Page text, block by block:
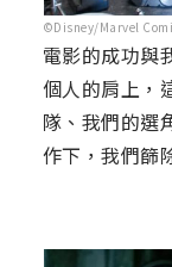
©Disney/Marvel
電影的成功與
個人的肩上，
隊、我們的選
作下，我們篩